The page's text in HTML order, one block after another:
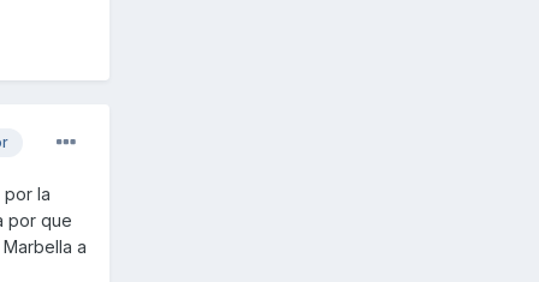
por la
por que
a